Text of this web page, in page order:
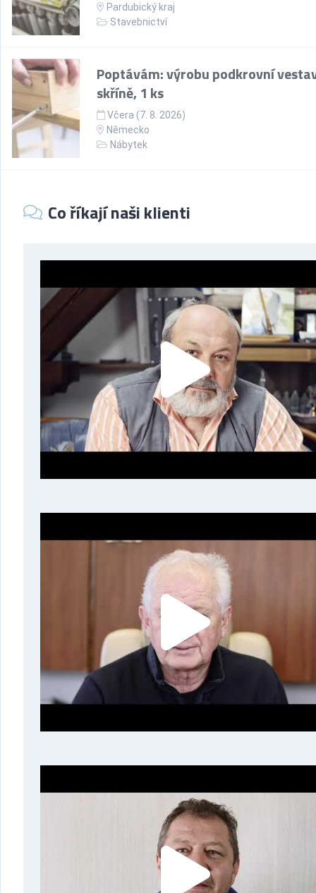
Pardubický kraj
Stavebnictví
Poptávám: výrobu podkrovní
skříně, 1 ks
Včera (7. 8. 2026)
Německo
Nábytek
Co říkají naši klienti